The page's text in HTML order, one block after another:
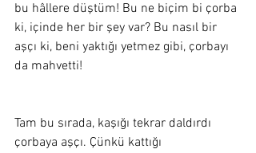
bu hâllere düştüm! Bu ne biçim bi çorba
ki, içinde her bir şey var? Bu nasıl bir
aşçı ki, beni yaktığı yetmez gibi, çorbayı
da mahvetti!
Tam bu sırada, kaşığı tekrar daldırdı
çorbaya aşçı. Çünkü kattığı